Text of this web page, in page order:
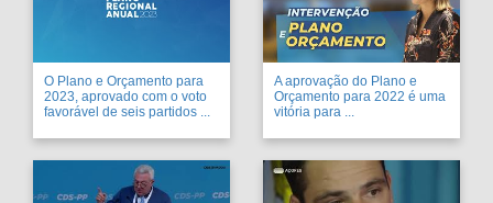
O Plano e Orçamento para
2023, aprovado com o voto
favorável de seis partidos ...
A aprovação do Plano e
Orçamento para 2022 é uma
vitória para ...